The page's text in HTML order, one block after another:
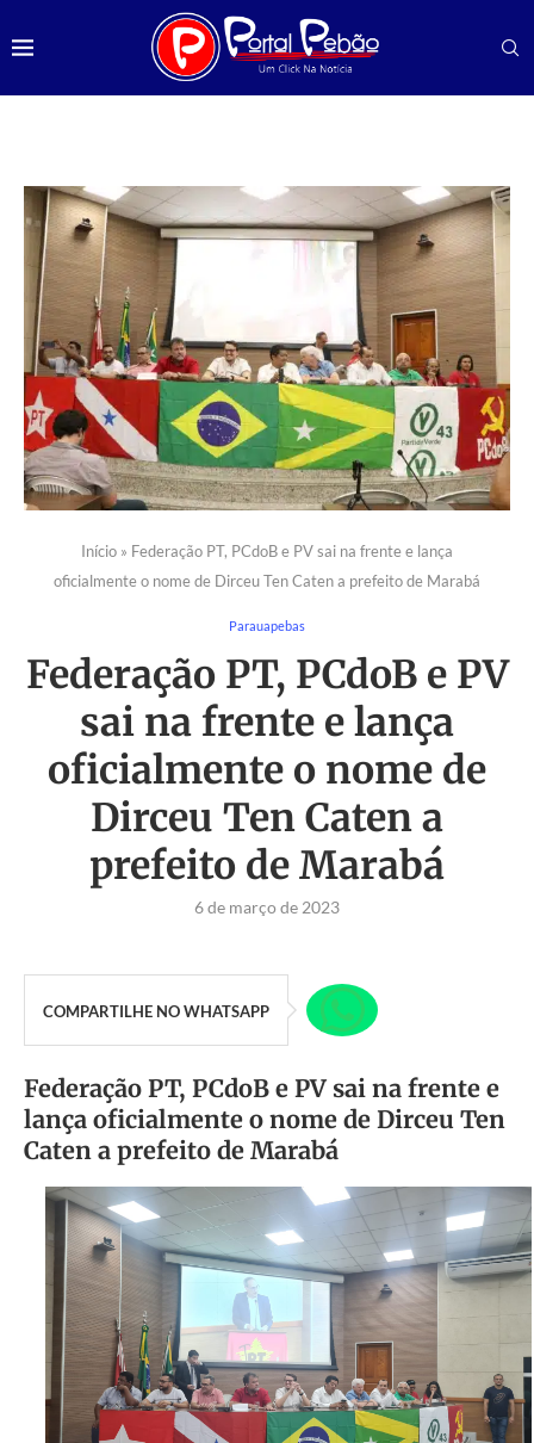
Início » Federação PT, PCdoB e PV sai na frente e lança
oficialmente o nome de Dirceu Ten Caten a prefeito de Marabá
Parauapebas
Federação PT, PCdoB e PV
sai na frente e lança
oficialmente o nome de
Dirceu Ten Caten a
prefeito de Marabá
6 de março de 2023
COMPARTILHE NO WHATSAPP
Federação PT, PCdoB e PV sai na frente e
lança oficialmente o nome de Dirceu Ten
Caten a prefeito de Marabá